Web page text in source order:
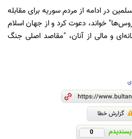
در ادامه از مردم سوریه برای مقابله
خواند، دعوت کرد و از جهان اسلام
و مالی از آنان، "مقاصد اصلی جنگ
گزارش خطا
پسندیدم 0